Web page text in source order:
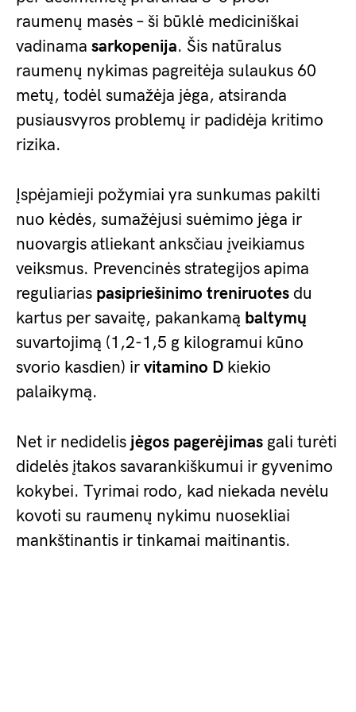
raumenų masės – ši būklė mediciniškai
vadinama sarkopenija. Šis natūralus
raumenų nykimas pagreitėja sulaukus 60
metų, todėl sumažėja jėga, atsiranda
pusiausvyros problemų ir padidėja kritimo
rizika.
Įspėjamieji požymiai yra sunkumas pakilti
nuo kėdės, sumažėjusi suėmimo jėga ir
nuovargis atliekant anksčiau įveikiamus
veiksmus. Prevencinės strategijos apima
reguliarias pasipriešinimo treniruotes du
kartus per savaitę, pakankamą baltymų
suvartojimą (1,2-1,5 g kilogramui kūno
svorio kasdien) ir vitamino D kiekio
palaikymą.
Net ir nedidelis jėgos pagerėjimas gali turėti
didelės įtakos savarankiškumui ir gyvenimo
kokybei. Tyrimai rodo, kad niekada nevėlu
kovoti su raumenų nykimu nuosekliai
mankštinantis ir tinkamai maitinantis.